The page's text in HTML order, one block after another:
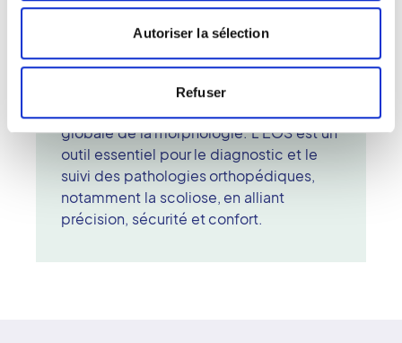
Autoriser la sélection
Refuser
assis dans une cabine équipée de deux
simultanément des clichés. Le
radiologue analyse ensuite les images
globale de la morphologie. L'EOS est un
outil essentiel pour le diagnostic et le
suivi des pathologies orthopédiques,
notamment la scoliose, en alliant
précision, sécurité et confort.